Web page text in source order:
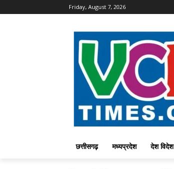
Friday, August 7, 2026
छत्तीसगढ़ मध्यप्रदेश देश विदेश